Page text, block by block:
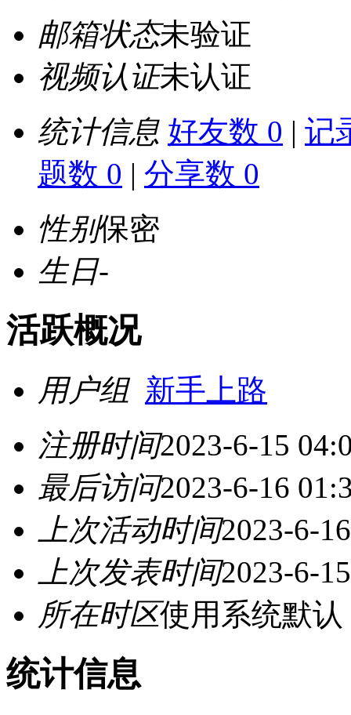
邮箱状态未验证
视频认证未认证
统计信息 好友数 0 | 记
题数 0 | 分享数 0
性别保密
生日-
活跃概况
用户组 新手上路
注册时间2023-6-15
最后访问2023-6-16
上次活动时间2023-6-
上次发表时间2023-6-
所在时区使用系统默认
统计信息